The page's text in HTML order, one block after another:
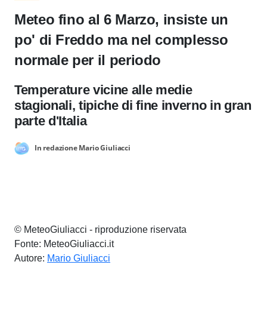
Meteo fino al 6 Marzo, insiste un
po' di Freddo ma nel complesso
normale per il periodo
Temperature vicine alle medie
stagionali, tipiche di fine inverno in gran
parte d'Italia
In redazione Mario Giuliacci
© MeteoGiuliacci - riproduzione riservata
Fonte: MeteoGiuliacci.it
Autore: Mario Giuliacci